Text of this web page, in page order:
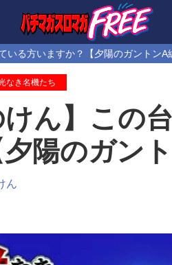
いる方いますか？【夕陽のガントンA
なき名機たち
けん】この
陽のガント
ん